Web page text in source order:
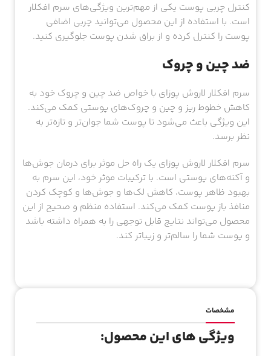
کنترل چربی پوست یکی از مهم‌ترین ویژگی‌های سرم افکلار
است. با استفاده از این محصول می‌توانید چربی اضافی
پوست را کنترل کرده و از براق شدن پوست جلوگیری کنید.
ضد چین و چروک
سرم افکلار لاروش پوزای با خواص ضد چین و چروک خود به
کاهش خطوط ریز و چین و چروک‌های پوستی کمک می‌کند.
این ویژگی باعث می‌شود تا پوست شما جوان‌تر و تازه‌تر به
نظر برسد.
سرم افکلار لاروش پوزای یک راه حل موثر برای درمان جوش‌ها
و آکنه‌های پوستی است. با ترکیبات موثر خود، این سرم به
بهبود ظاهر پوست، کاهش لک‌ها و جوش‌ها و کوچک کردن
منافذ باز پوست کمک می‌کند. استفاده منظم و صحیح از این
محصول می‌تواند نتایج قابل توجهی را به همراه داشته باشد
و پوست شما را سالم‌تر و زیباتر کند.
مشخصات
ویژگی های این محصول: